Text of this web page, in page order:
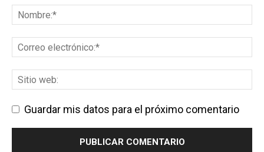
Guardar mis datos para el próximo comentario